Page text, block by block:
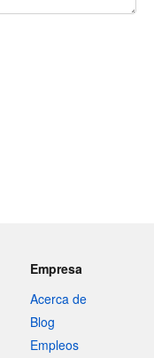
Empresa
Acerca de
Blog
Empleos